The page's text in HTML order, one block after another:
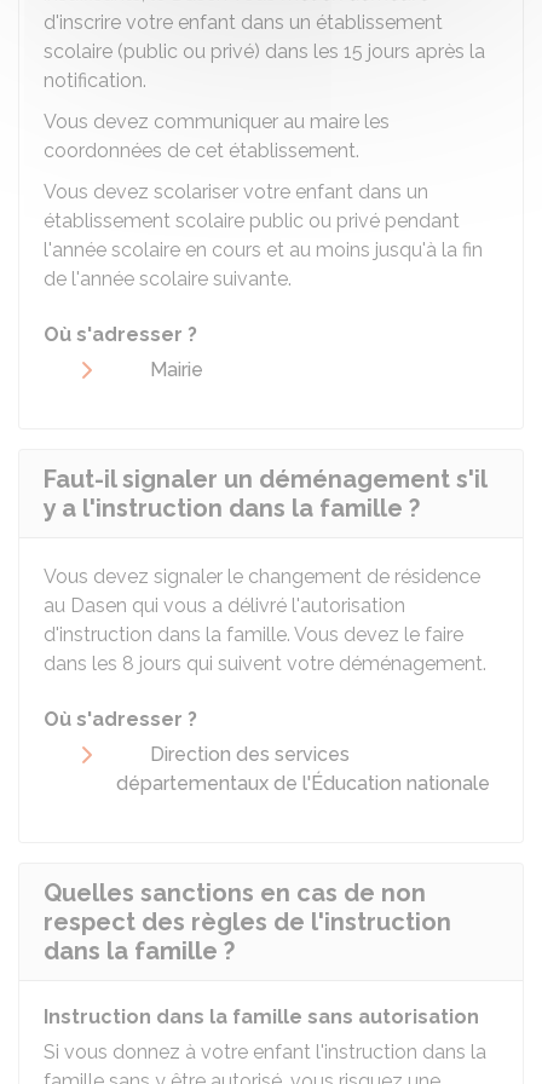
d'inscrire votre enfant dans un établissement
scolaire (public ou privé) dans les 15 jours après la
notification.
Vous devez communiquer au maire les
coordonnées de cet établissement.
Vous devez scolariser votre enfant dans un
établissement scolaire public ou privé pendant
l'année scolaire en cours et au moins jusqu'à la fin
de l'année scolaire suivante.
Où s'adresser ?
Mairie
Faut-il signaler un déménagement s'il
y a l'instruction dans la famille ?
Vous devez signaler le changement de résidence
au Dasen qui vous a délivré l'autorisation
d'instruction dans la famille. Vous devez le faire
dans les 8 jours qui suivent votre déménagement.
Où s'adresser ?
Direction des services
départementaux de l'Éducation nationale
Quelles sanctions en cas de non
respect des règles de l'instruction
dans la famille ?
Instruction dans la famille sans autorisation
Si vous donnez à votre enfant l'instruction dans la